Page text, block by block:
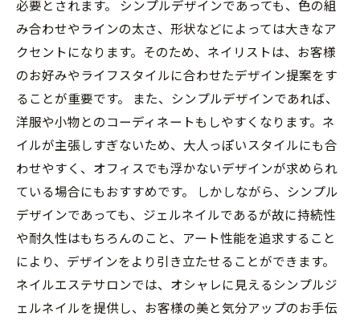
必要とされます。 シンプルデザインであっても、色の組
み合わせやラインの太さ、形状などによっては大きなア
クセントになります。そのため、ネイリストは、お客様
のお好みやライフスタイルに合わせたデザイン提案をす
ることが重要です。 また、シンプルデザインであれば、
洋服や小物とのコーディネートもしやすくなります。ネ
イルが主張しすぎないため、大人っぽいスタイルにも合
わせやすく、オフィスでも浮かないデザインが求められ
ている場合にもおすすめです。 しかしながら、シンプル
デザインであっても、ジェルネイルであるが故に持続性
や耐久性はもちろんのこと、アート性能を追求すること
により、デザインをより引き立たせることができます。
ネイルエステサロンでは、オシャレに見えるシンプルジ
ェルネイルを提供し、お客様の美と気分アップのお手伝